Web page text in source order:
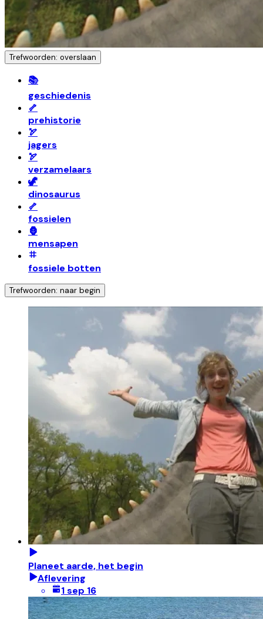
Trefwoorden: overslaan
📚
geschiedenis
🦴
prehistorie
🏹
jagers
🏹
verzamelaars
🦖
dinosaurus
🦴
fossielen
🦍
mensapen
fossiele botten
Trefwoorden: naar begin
Planeet aarde, het begin
Aflevering
1 sep 16